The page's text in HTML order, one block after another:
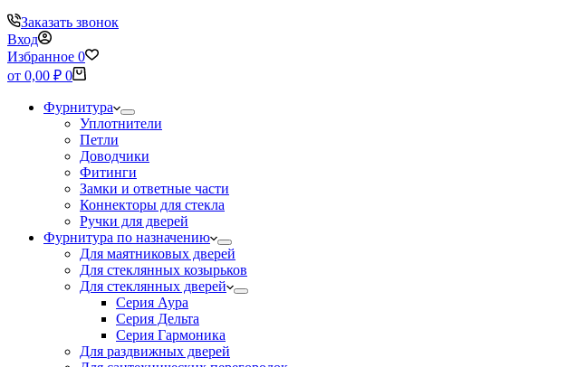
Заказать звонок
Вход
Избранное 0
Корзина
от 0,00 ₽ 0
Фурнитура
Уплотнители
Петли
Доводчики
Фитинги
Замки и ответные части
Коннекторы для стекла
Ручки для дверей
Фурнитура по назначению
Для маятниковых дверей
Для стеклянных козырьков
Для стеклянных дверей
Серия Аура
Серия Дельта
Серия Гармоника
Для раздвижных дверей